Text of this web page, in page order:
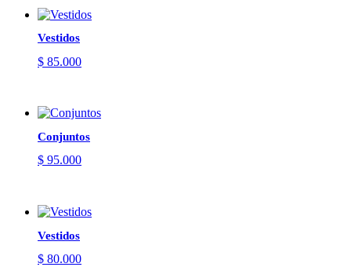
Vestidos
$ 85.000
Conjuntos
$ 95.000
Vestidos
$ 80.000